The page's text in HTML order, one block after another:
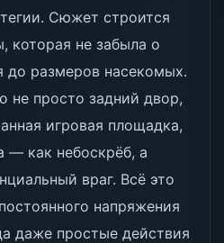
Сюжет строится
которая не забыла о
до размеров насекомых.
не просто задний двор,
игровая площадка,
— как небоскрёб, а
враг. Всё это
напряжения
даже простые действия